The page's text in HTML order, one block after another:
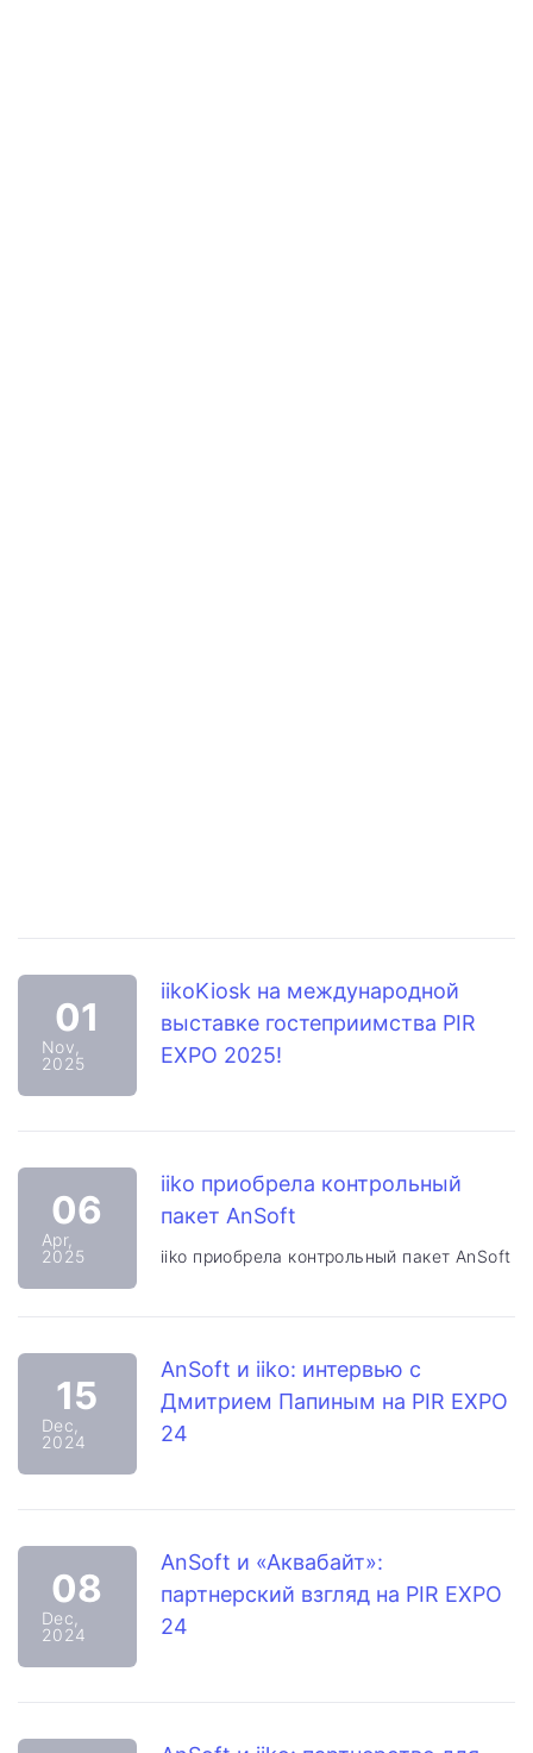
01
Nov,
2025
iikoKiosk на международной
выставке гостеприимства PIR
EXPO 2025!
06
Apr,
2025
iiko приобрела контрольный
пакет AnSoft
iiko приобрела контрольный пакет AnSoft
15
Dec,
2024
AnSoft и iiko: интервью с
Дмитрием Папиным на PIR EXPO
24
08
Dec,
2024
AnSoft и «Аквабайт»:
партнерский взгляд на PIR EXPO
24